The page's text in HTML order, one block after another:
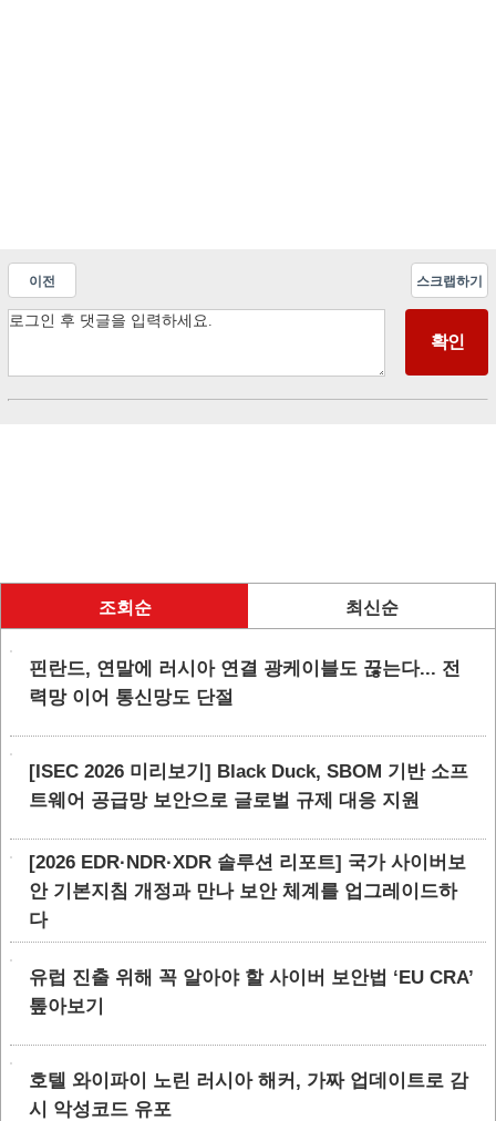
이전 스크랩하기
조회순 최신순
핀란드, 연말에 러시아 연결 광케이블도 끊는다... 전
력망 이어 통신망도 단절
[ISEC 2026 미리보기] Black Duck, SBOM 기반 소프
트웨어 공급망 보안으로 글로벌 규제 대응 지원
[2026 EDR·NDR·XDR 솔루션 리포트] 국가 사이버보
안 기본지침 개정과 만나 보안 체계를 업그레이드하
다
유럽 진출 위해 꼭 알아야 할 사이버 보안법 ‘EU CRA’
톺아보기
호텔 와이파이 노린 러시아 해커, 가짜 업데이트로 감
시 악성코드 유포